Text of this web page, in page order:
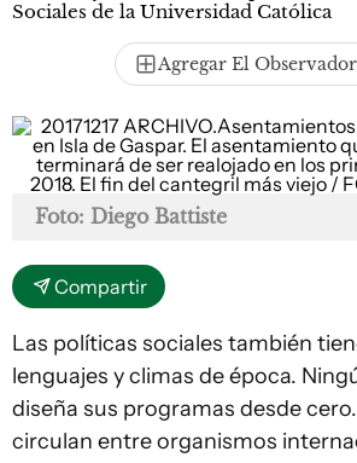
Sociales de la Universidad Católica
Agregar El
Foto: Diego Battiste
Compartir
Las políticas sociales también
lenguajes y climas de época.
diseña sus programas desde
circulan entre organismos